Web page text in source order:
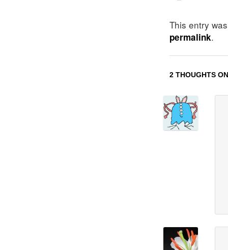
This entry
permalink.
2 THOUGHTS